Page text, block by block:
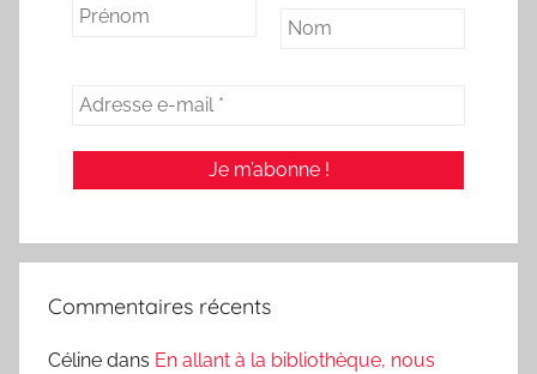
Commentaires récents
Céline dans En allant à la bibliothèque, nous